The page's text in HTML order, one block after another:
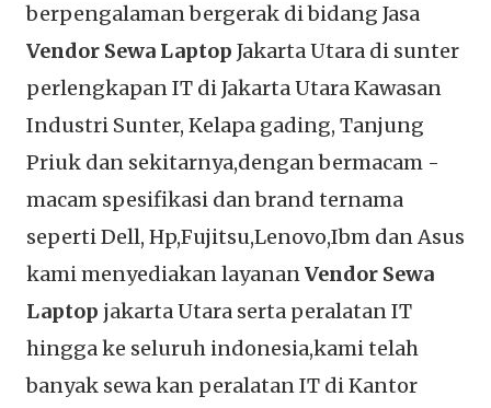
berpengalaman bergerak di bidang Jasa
Vendor Sewa Laptop Jakarta Utara di sunter
perlengkapan IT di Jakarta Utara Kawasan
Industri Sunter, Kelapa gading, Tanjung
Priuk dan sekitarnya,dengan bermacam -
macam spesifikasi dan brand ternama
seperti Dell, Hp,Fujitsu,Lenovo,Ibm dan Asus
kami menyediakan layananVendor Sewa
Laptop jakarta Utara serta peralatan IT
hingga ke seluruh indonesia,kami telah
banyak sewa kan peralatan IT di Kantor